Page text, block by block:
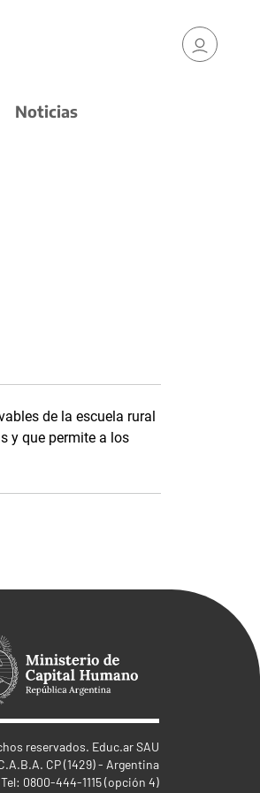
Noticias
de la escuela rural
y que permite a los
reservados. Educ.ar SAU
CP (1429) - Argentina
Tel: 0800-444-1115 (opción 4)